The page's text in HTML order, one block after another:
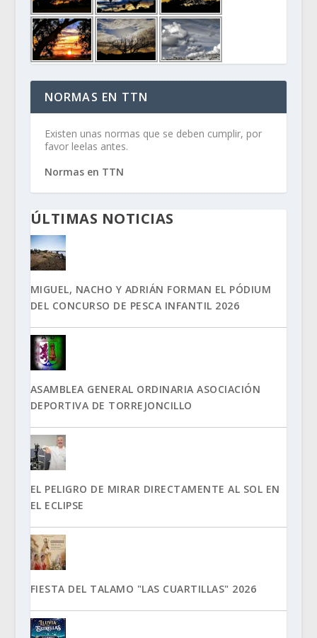
NORMAS EN TTN
Existen unas normas que se deben cumplir, por
favor leelas antes.
Normas en TTN
ÚLTIMAS NOTICIAS
MIGUEL, NACHO Y ADRIÁN FORMAN EL PÓDIUM
DEL CONCURSO DE PESCA INFANTIL 2026
ASAMBLEA GENERAL ORDINARIA ASOCIACIÓN
DEPORTIVA DE TORREJONCILLO
EL PELIGRO DE MIRAR DIRECTAMENTE AL SOL EN
EL ECLIPSE
FIESTA DEL TALAMO "LAS CUARTILLAS" 2026